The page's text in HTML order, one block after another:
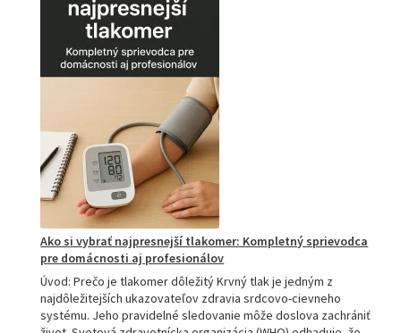
podložkou:
Ako
si
vybrať
tú
prečo
je
hitom
na
Slovensku?
Ako si vybrať najpresnejší tlakomer: Kompletný sprievodca
pre domácnosti aj profesionálov
Úvod: Prečo je tlakomer dôležitý Krvný tlak je jedným z
najdôležitejších ukazovateľov zdravia srdcovo-cievneho
systému. Jeho pravidelné sledovanie môže doslova zachrániť